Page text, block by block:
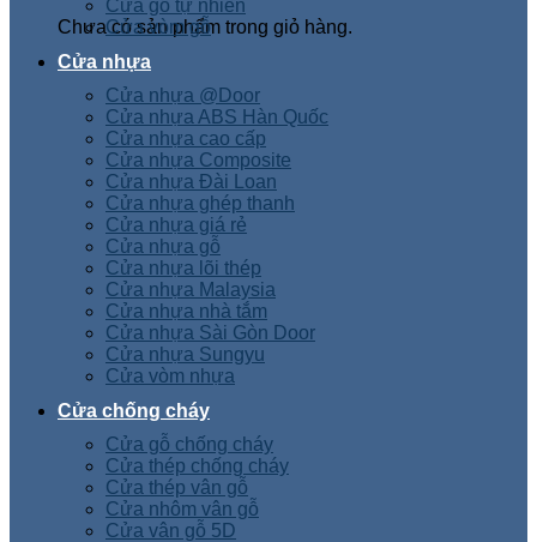
Chưa có sản phẩm trong giỏ hàng.
Cửa gỗ tự nhiên
Cửa vòm gỗ
Cửa nhựa
Cửa nhựa @Door
Cửa nhựa ABS Hàn Quốc
Cửa nhựa cao cấp
Cửa nhựa Composite
Cửa nhựa Đài Loan
Cửa nhựa ghép thanh
Cửa nhựa giá rẻ
Cửa nhựa gỗ
Cửa nhựa lõi thép
Cửa nhựa Malaysia
Cửa nhựa nhà tắm
Cửa nhựa Sài Gòn Door
Cửa nhựa Sungyu
Cửa vòm nhựa
Cửa chống cháy
Cửa gỗ chống cháy
Cửa thép chống cháy
Cửa thép vân gỗ
Cửa nhôm vân gỗ
Cửa vân gỗ 5D